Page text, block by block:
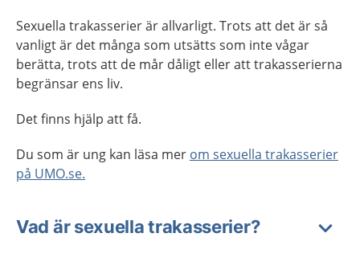
Sexuella trakasserier är allvarligt. Trots att det är så
vanligt är det många som utsätts som inte vågar
berätta, trots att de mår dåligt eller att trakasserierna
begränsar ens liv.
Det finns hjälp att få.
Du som är ung kan läsa mer om sexuella trakasserier
på UMO.se.
Vad är sexuella trakasserier?